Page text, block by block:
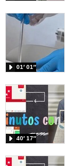
01′ 01″
40′ 17″